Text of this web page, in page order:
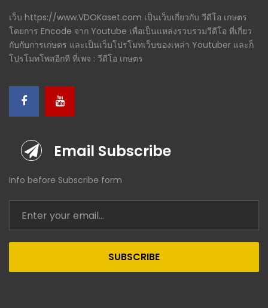
เว็บ https://www.VDOKaset.com เป็นเว็บเกี่ยวกับ วีดีโอ เกษตร
โดยการ Encode จาก Youtube เพื่อเป็นแหล่งรวบรวมวีดีโอ ที่เกี่ยว
กับกับการเกษตร และเป็นเว็บโปรโมทเว็บของเหล่า Youtuber และก็
โปรโมทโพสอีกที ที่เพจ : วีดีโอ เกษตร
Email Subscribe
Info before Subscribe form
SUBSCRIBE